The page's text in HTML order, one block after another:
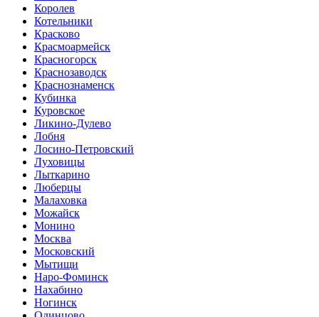
Королев
Котельники
Красково
Красмоармейск
Красногорск
Краснозаводск
Краснознаменск
Кубинка
Куровское
Ликино-Дулево
Лобня
Лосино-Петровский
Луховицы
Лыткарино
Люберцы
Малаховка
Можайск
Монино
Москва
Московский
Мытищи
Наро-Фоминск
Нахабино
Ногинск